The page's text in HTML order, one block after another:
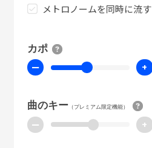
メトロノームを同時に流す
カポ
ー +
曲のキー（プレミアム限定機能）
ー +